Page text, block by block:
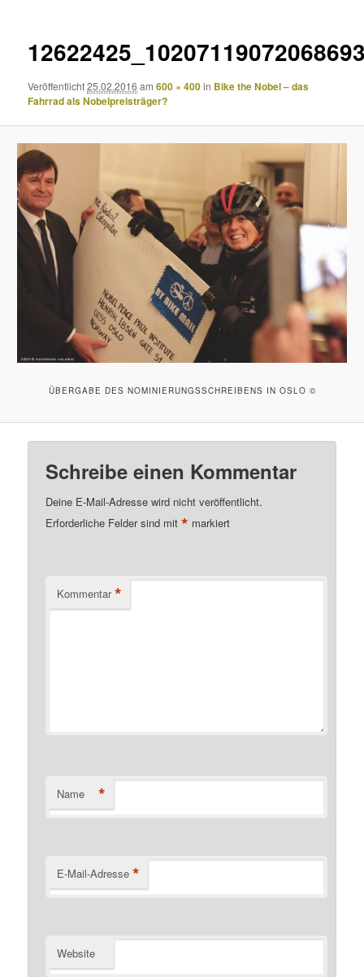
Veröffentlicht25.02.2016 am600 × 400in Bike the Nobel – das
Fahrrad als Nobelpreisträger?
ÜBERGABE DES NOMINIERUNGSSCHREIBENS IN OSLO ©
Schreibe einen Kommentar
Deine E-Mail-Adresse wird nicht veröffentlicht.
Erforderliche Felder sind mit* markiert
Kommentar *
Name *
E-Mail-Adresse *
Website